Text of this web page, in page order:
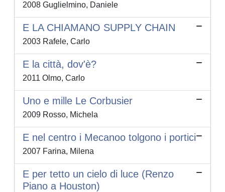
2008 Guglielmino, Daniele
E LA CHIAMANO SUPPLY CHAIN
2003 Rafele, Carlo
E la città, dov'è?
2011 Olmo, Carlo
Uno e mille Le Corbusier
2009 Rosso, Michela
E nel centro i Mecanoo tolgono i portici
2007 Farina, Milena
E per tetto un cielo di luce (Renzo
Piano a Houston)